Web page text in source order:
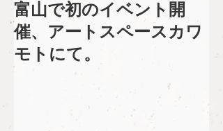
富山で初のイベント開
催、アートスペースカワ
モトにて。